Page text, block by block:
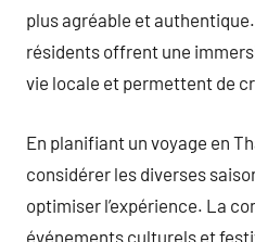
plus agréable et
résidents offrent une
vie locale et permettent de
En planifiant un voyage en
considérer les diverses
optimiser l’expérience. La
événements culturels et